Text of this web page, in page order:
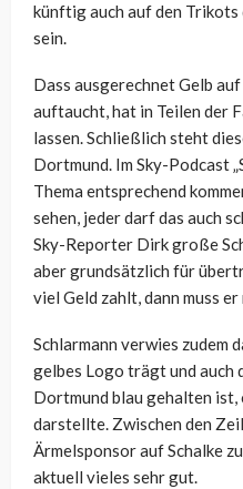
künftig auch auf den Trikots
sein.
Dass ausgerechnet Gelb
auftaucht, hat in Teilen der
lassen. Schließlich steht
Dortmund. Im Sky-Podcast
Thema entsprechend
sehen, jeder darf das auch
Sky-Reporter Dirk große
aber grundsätzlich für
viel Geld zahlt, dann muss
Schlarmann verwies zudem
gelbes Logo trägt und auch
Dortmund blau gehalten ist,
darstellte. Zwischen den
Ärmelsponsor auf Schalke
aktuell vieles sehr gut.